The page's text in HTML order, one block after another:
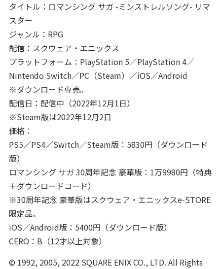
タイトル：ロマンシング サガ -ミンストレルソング- リマ
スター
ジャンル：RPG
配信：スクウェア・エニックス
プラットフォーム：PlayStation 5／PlayStation 4／
Nintendo Switch／PC（Steam）／iOS／Android
※ダウンロード専売。
配信日：配信中（2022年12月1日）
※Steam版は2022年12月2日
価格：
PS5／PS4／Switch／Steam版：5830円（ダウンロード
版）
ロマンシング サガ 30周年記念 豪華版：1万9980円（特典
＋ダウンロードコード）
※30周年記念 豪華版はスクウェア・エニックスe-STORE
限定品。
iOS／Android版：5400円（ダウンロード版）
CERO：B（12才以上対象）
© 1992, 2005, 2022 SQUARE ENIX CO., LTD. All Rights